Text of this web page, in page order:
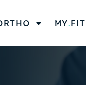
MY.